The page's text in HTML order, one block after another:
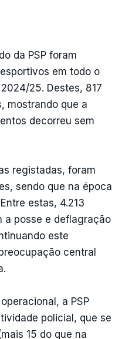
da PSP foram
em todo o
25. Destes, 817
mostrando que a
decorreu sem
registadas, foram
sendo que na época
estas, 4.213
a posse e deflagração
este
central
a PSP
policial, que se
15 do que na